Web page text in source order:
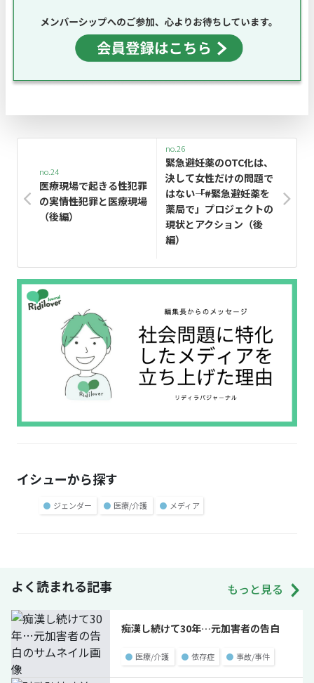
no.24
医療現場で起きる性犯罪
の実情――性犯罪と医療現場
（後編）
no.26
緊急避妊薬のOTC化は、
決して女性だけの問題で
はない――「#緊急避妊薬を
薬局で」プロジェクトの
現状とアクション（後
編）
イシューから探す
● ジェンダー ● 医療/介護 ● メディア
よく読まれる記事 もっと見る
痴漢し続けて30年…元加害者の告白
● 医療/介護 ● 依存症 ● 事故/事件